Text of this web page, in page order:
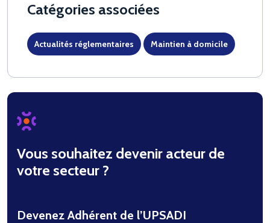
Catégories associées
Actualités réglementaires Maintien à domicile
Vous souhaitez devenir acteur de
votre secteur ?
Devenez Adhérent de l’UPSADI